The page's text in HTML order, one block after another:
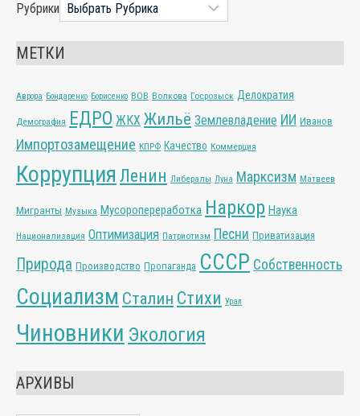
Рубрики
МЕТКИ
Аврора Бондаренко Борисенко ВОВ Волкова Госрозыск Делократия
Демография ЕДРО ЖКХ Жильё Землевладение ИИ Иванов
Импортозамещение КПРФ Качество Коммерция
Коррупция Ленин Либералы Луна Марксизм Матвеев
Мигранты Музыка Мусоропереработка Наркор Наука
Национализация Оптимизация Патриотизм Песни Приватизация
Природа Производство Пропаганда СССР Собственность
Социализм Сталин Стихи Урал
Чиновники Экология
АРХИВЫ